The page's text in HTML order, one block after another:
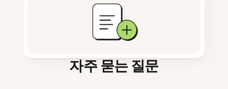
자주 묻는 질문